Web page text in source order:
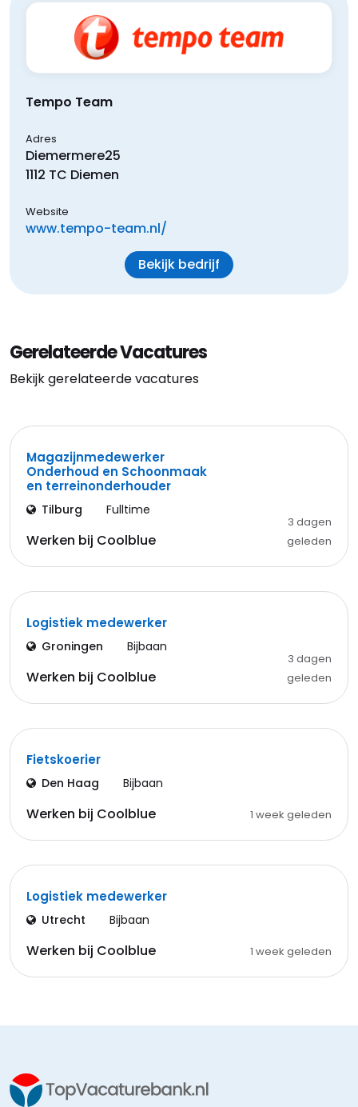
Tempo Team
Adres
Diemermere25
1112 TC Diemen
Website
www.tempo-team.nl/
Bekijk bedrijf
Gerelateerde Vacatures
Bekijk gerelateerde vacatures
Magazijnmedewerker
Onderhoud en Schoonmaak
en terreinonderhouder
Tilburg Fulltime
Werken bij Coolblue
3 dagen
geleden
Logistiek medewerker
Groningen Bijbaan
Werken bij Coolblue
3 dagen
geleden
Fietskoerier
Den Haag Bijbaan
Werken bij Coolblue 1 week geleden
Logistiek medewerker
Utrecht Bijbaan
Werken bij Coolblue 1 week geleden